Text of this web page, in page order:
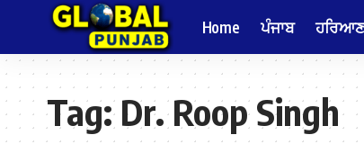
Home ਪੰਜਾਬ
Tag:Dr. Roop Singh